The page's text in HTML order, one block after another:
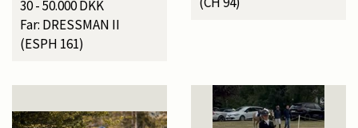
30 - 50.000 DKK
Far: DRESSMAN II
(ESPH 161)